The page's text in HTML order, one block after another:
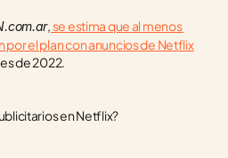
, se estima que al menos
el plan con anuncios de Netflix
de 2022.
en Netflix?